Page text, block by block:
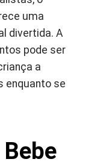
uma
divertida. A
pode ser
a
enquanto se